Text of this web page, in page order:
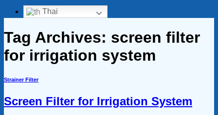
Thai
Tag Archives: screen filter
for irrigation system
Strainer Filter
Screen Filter for Irrigation System